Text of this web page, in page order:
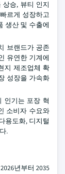
승, 뷰티 인지
르게 성장하고
생산 및 수출에
브랜드가 공존
유연한 기계에
지 제조업체 확
성장을 가속화
인기는 포장 혁
소비자 수요와
용도화, 디지털
.
년부터 2035